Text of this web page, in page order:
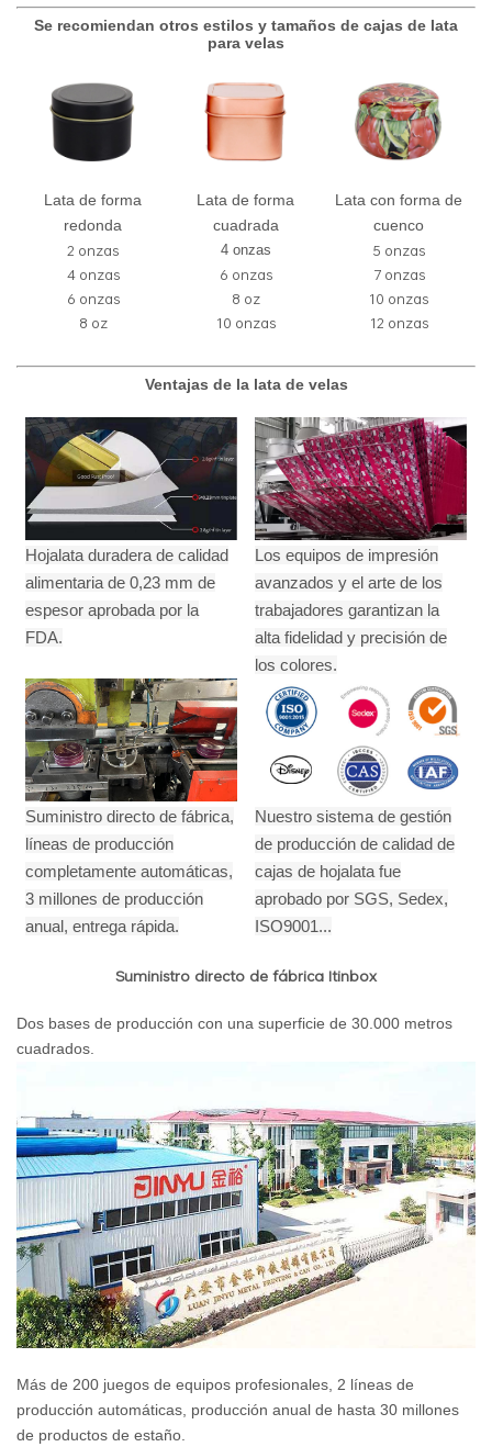
Se recomiendan otros estilos y tamaños de cajas de lata
para velas
Lata de forma
redonda
2 onzas
4 onzas
6 onzas
8 oz
Lata de forma
cuadrada
4 onzas
6 onzas
8 oz
10 onzas
Lata con forma de
cuenco
5 onzas
7 onzas
10 onzas
12 onzas
Ventajas de la lata de velas
Hojalata duradera de calidad
alimentaria de 0,23 mm de
espesor aprobada por la
FDA.
Los equipos de impresión
avanzados y el arte de los
trabajadores garantizan la
alta fidelidad y precisión de
los colores.
Suministro directo de fábrica,
líneas de producción
completamente automáticas,
3 millones de producción
anual, entrega rápida.
Nuestro sistema de gestión
de producción de calidad de
cajas de hojalata fue
aprobado por SGS, Sedex,
ISO9001...
Suministro directo de fábrica Itinbox
Dos bases de producción con una superficie de 30.000 metros
cuadrados.
Más de 200 juegos de equipos profesionales, 2 líneas de
producción automáticas, producción anual de hasta 30 millones
de productos de estaño.